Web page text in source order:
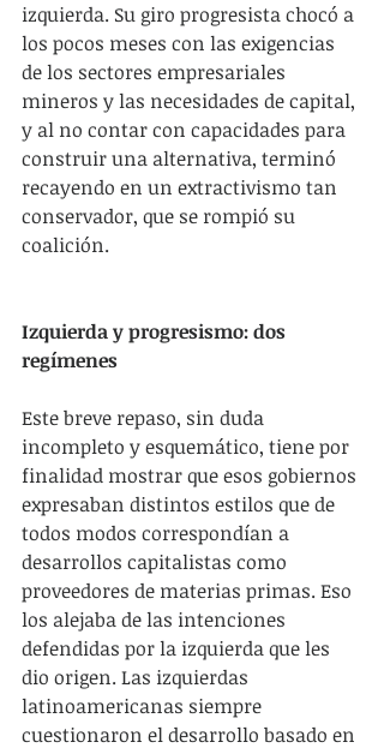
izquierda. Su giro progresista chocó a
los pocos meses con las exigencias
de los sectores empresariales
mineros y las necesidades de capital,
y al no contar con capacidades para
construir una alternativa, terminó
recayendo en un extractivismo tan
conservador, que se rompió su
coalición.
Izquierda y progresismo: dos
regímenes
Este breve repaso, sin duda
incompleto y esquemático, tiene por
finalidad mostrar que esos gobiernos
expresaban distintos estilos que de
todos modos correspondían a
desarrollos capitalistas como
proveedores de materias primas. Eso
los alejaba de las intenciones
defendidas por la izquierda que les
dio origen. Las izquierdas
latinoamericanas siempre
cuestionaron el desarrollo basado en